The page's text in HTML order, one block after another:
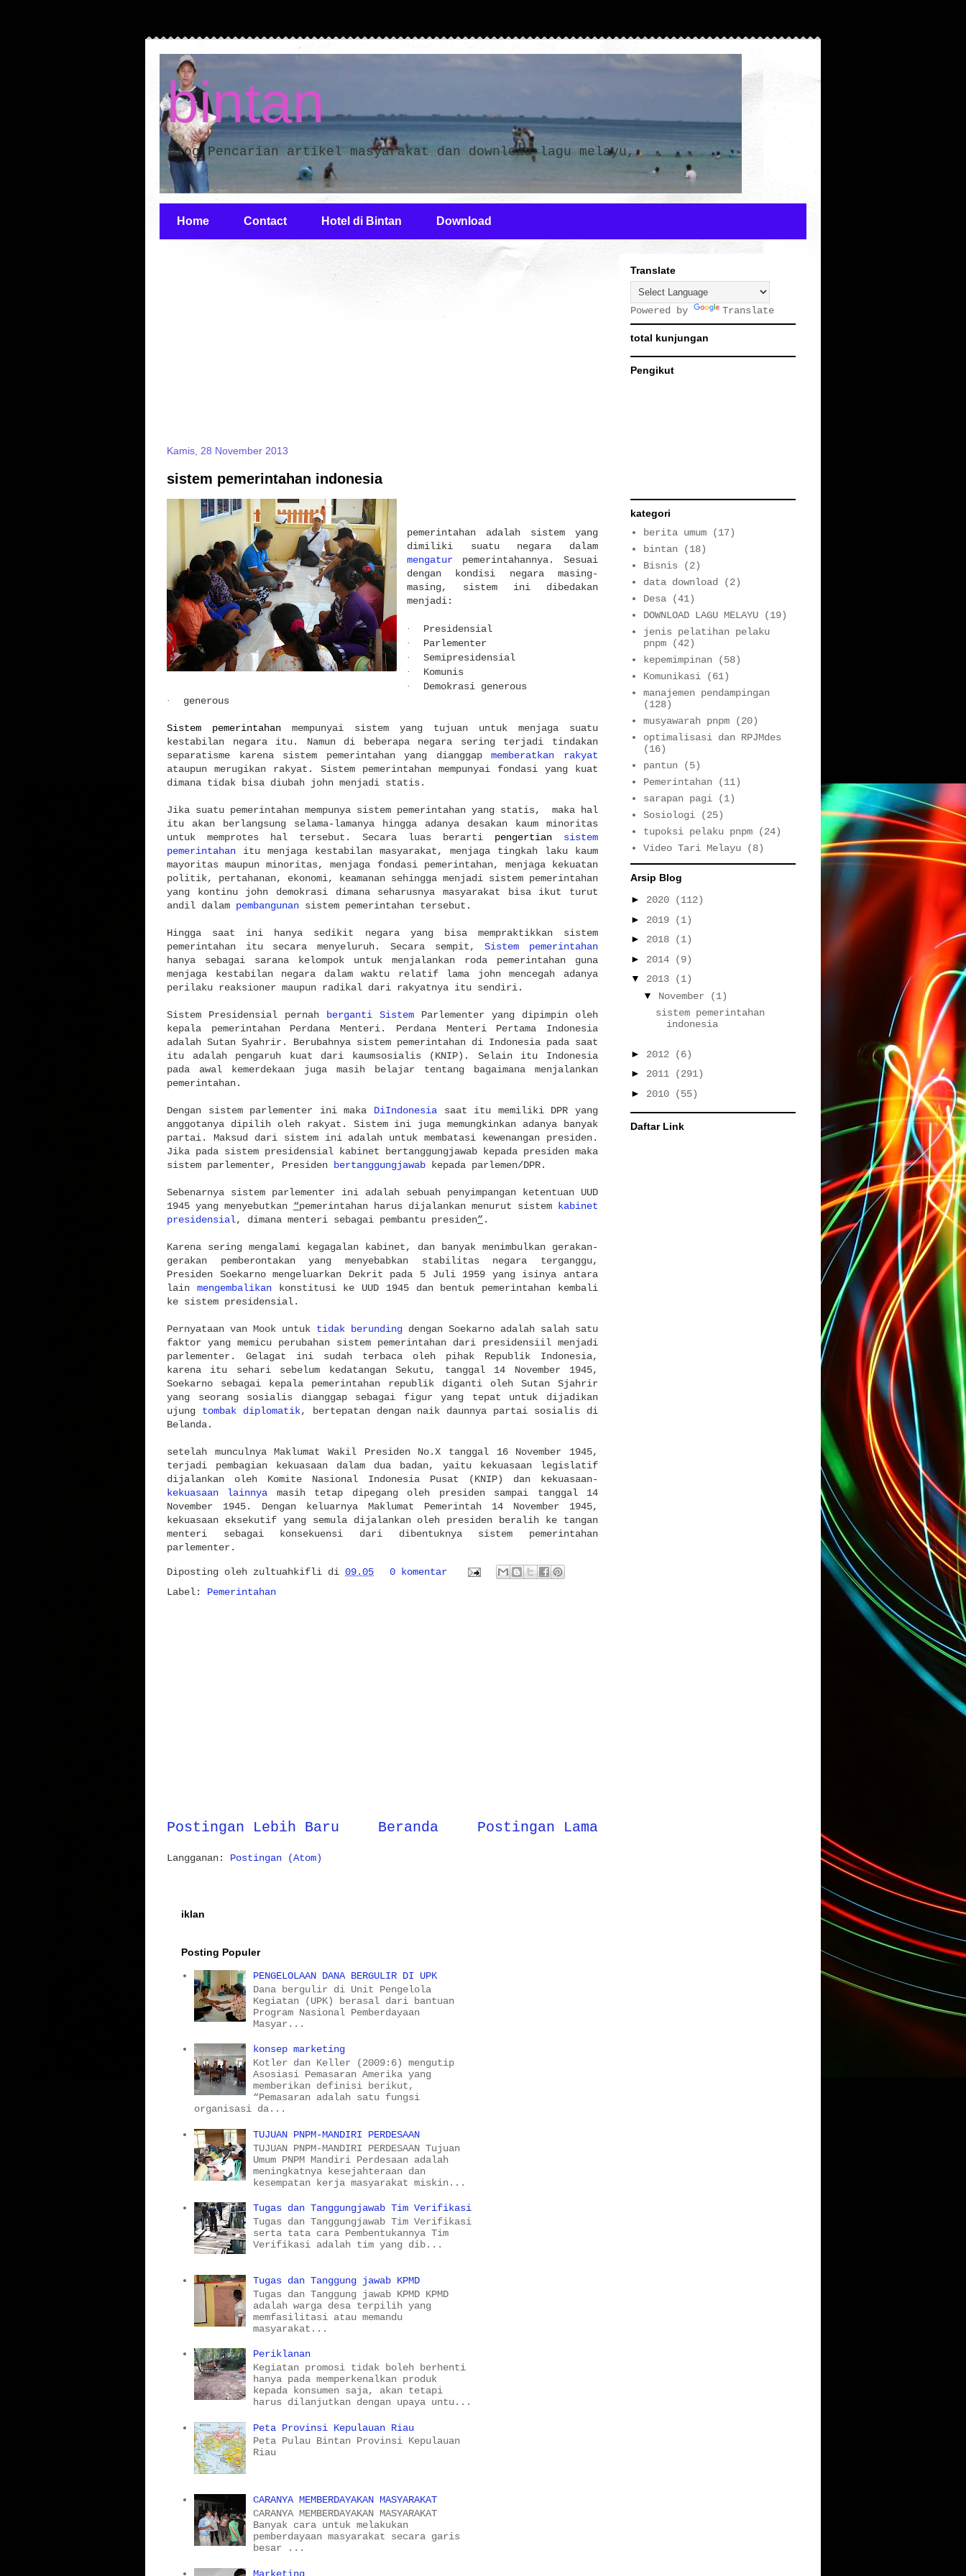
bintan
blog Pencarian artikel masyarakat dan download lagu melayu,
Home Contact Hotel di Bintan Download
Kamis, 28 November 2013
sistem pemerintahan indonesia
pemerintahan adalah sistem yang
dimiliki suatu negara dalam
mengatur pemerintahannya. Sesuai
dengan kondisi negara masing-
masing, sistem ini dibedakan
menjadi:
· Presidensial
· Parlementer
· Semipresidensial
· Komunis
· Demokrasi generous
· generous
Sistem pemerintahan mempunyai sistem yang tujuan untuk menjaga suatu
kestabilan negara itu. Namun di beberapa negara sering terjadi tindakan
separatisme karena sistem pemerintahan yang dianggapmemberatkan rakyat
ataupun merugikan rakyat. Sistem pemerintahan mempunyai fondasi yang kuat
dimana tidak bisa diubah john menjadi statis.
Jika suatu pemerintahan mempunya sistem pemerintahan yang statis, maka hal
itu akan berlangsung selama-lamanya hingga adanya desakan kaum minoritas
untuk memprotes hal tersebut. Secara luas berarti pengertian sistem
pemerintahan itu menjaga kestabilan masyarakat, menjaga tingkah laku kaum
mayoritas maupun minoritas, menjaga fondasi pemerintahan, menjaga kekuatan
politik, pertahanan, ekonomi, keamanan sehingga menjadi sistem pemerintahan
yang kontinu john demokrasi dimana seharusnya masyarakat bisa ikut turut
andil dalam pembangunan sistem pemerintahan tersebut.
Hingga saat ini hanya sedikit negara yang bisa mempraktikkan sistem
pemerintahan itu secara menyeluruh. Secara sempit,Sistem pemerintahan
hanya sebagai sarana kelompok untuk menjalankan roda pemerintahan guna
menjaga kestabilan negara dalam waktu relatif lama john mencegah adanya
perilaku reaksioner maupun radikal dari rakyatnya itu sendiri.
Sistem Presidensial pernah berganti Sistem Parlementer yang dipimpin oleh
kepala pemerintahan Perdana Menteri. Perdana Menteri Pertama Indonesia
adalah Sutan Syahrir. Berubahnya sistem pemerintahan di Indonesia pada saat
itu adalah pengaruh kuat dari kaumsosialis (KNIP). Selain itu Indonesia
pada awal kemerdekaan juga masih belajar tentang bagaimana menjalankan
pemerintahan.
Dengan sistem parlementer ini maka DiIndonesia saat itu memiliki DPR yang
anggotanya dipilih oleh rakyat. Sistem ini juga memungkinkan adanya banyak
partai. Maksud dari sistem ini adalah untuk membatasi kewenangan presiden.
Jika pada sistem presidensial kabinet bertanggungjawab kepada presiden maka
sistem parlementer, Presiden
bertanggungjawab kepada parlemen/DPR.
Sebenarnya sistem parlementer ini adalah sebuah penyimpangan ketentuan UUD
1945 yang menyebutkan “pemerintahan harus dijalankan menurut sistem
kabinet
presidensial, dimana menteri sebagai pembantu presiden” .
Karena sering mengalami kegagalan kabinet, dan banyak menimbulkan gerakan-
gerakan pemberontakan yang menyebabkan stabilitas negara terganggu,
Presiden Soekarno mengeluarkan Dekrit pada 5 Juli 1959 yang isinya antara
lain mengembalikankonstitusi ke UUD 1945 dan bentuk pemerintahan kembali
ke sistem presidensial.
Pernyataan van Mook untuk tidak berunding dengan Soekarno adalah salah satu
faktor yang memicu perubahan sistem pemerintahan dari presidensiil menjadi
parlementer. Gelagat ini sudah terbaca oleh pihak Republik Indonesia,
karena itu sehari sebelum kedatangan Sekutu, tanggal 14 November 1945,
Soekarno sebagai kepala pemerintahan republik diganti oleh Sutan Sjahrir
yang seorang sosialis dianggap sebagai figur yang tepat untuk dijadikan
ujung tombak diplomatik, bertepatan dengan naik daunnya partai sosialis di
Belanda.
setelah munculnya Maklumat Wakil Presiden No.X tanggal 16 November 1945,
terjadi pembagian kekuasaan dalam dua badan, yaitu kekuasaan legislatif
dijalankan oleh Komite Nasional Indonesia Pusat (KNIP) dan kekuasaan-
kekuasaan lainnya masih tetap dipegang oleh presiden sampai tanggal 14
November 1945. Dengan keluarnya Maklumat Pemerintah 14 November 1945,
kekuasaan eksekutif yang semula dijalankan oleh presiden beralih ke tangan
menteri sebagai konsekuensi dari dibentuknya sistem pemerintahan
parlementer.
Diposting oleh zultuahkifli di 09.05
0 komentar
Label: Pemerintahan
Postingan Lebih Baru Postingan Lama
Beranda
Langganan: Postingan (Atom)
Translate
Powered by Translate
total kunjungan
Pengikut
kategori
berita umum
(17)
bintan
(18)
Bisnis
(2)
data download
(2)
Desa
(41)
DOWNLOAD LAGU MELAYU
(19)
jenis pelatihan pelaku
pnpm
(42)
kepemimpinan
(58)
Komunikasi
(61)
manajemen pendampingan
(128)
musyawarah pnpm
(20)
optimalisasi dan RPJMdes
(16)
pantun
(5)
Pemerintahan
(11)
sarapan pagi
(1)
Sosiologi
(25)
tupoksi pelaku pnpm
(24)
Video Tari Melayu
(8)
Arsip Blog
► 2020
(112)
► 2019
(1)
► 2018
(1)
► 2014
(9)
▼ 2013
(1)
▼ November
(1)
sistem pemerintahan
indonesia
► 2012
(6)
► 2011
(291)
► 2010 (55)
Daftar Link
iklan
Posting Populer
PENGELOLAAN DANA BERGULIR DI UPK
Dana bergulir di Unit Pengelola
Kegiatan (UPK) berasal dari bantuan
Program Nasional Pemberdayaan
Masyar...
konsep marketing
Kotler dan Keller (2009:6) mengutip
Asosiasi Pemasaran Amerika yang
memberikan definisi berikut,
“Pemasaran adalah satu fungsi
organisasi da...
TUJUAN PNPM-MANDIRI PERDESAAN
TUJUAN PNPM-MANDIRI PERDESAAN Tujuan
Umum PNPM Mandiri Perdesaan adalah
meningkatnya kesejahteraan dan
kesempatan kerja masyarakat miskin...
Tugas dan Tanggungjawab Tim Verifikasi
Tugas dan Tanggungjawab Tim Verifikasi
serta tata cara Pembentukannya Tim
Verifikasi adalah tim yang dib...
Tugas dan Tanggung jawab KPMD
Tugas dan Tanggung jawab KPMD KPMD
adalah warga desa terpilih yang
memfasilitasi atau memandu
masyarakat...
Periklanan
Kegiatan promosi tidak boleh berhenti
hanya pada memperkenalkan produk
kepada konsumen saja, akan tetapi
harus dilanjutkan dengan upaya untu...
Peta Provinsi Kepulauan Riau
Peta Pulau Bintan Provinsi Kepulauan
Riau
CARANYA MEMBERDAYAKAN MASYARAKAT
CARANYA MEMBERDAYAKAN MASYARAKAT
Banyak cara untuk melakukan
pemberdayaan masyarakat secara garis
besar ...
Marketing